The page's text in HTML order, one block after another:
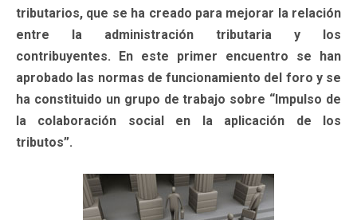
tributarios, que se ha creado para mejorar la relación
entre la administración tributaria y los
contribuyentes. En este primer encuentro se han
aprobado las normas de funcionamiento del foro y se
ha constituido un grupo de trabajo sobre “Impulso de
la colaboración social en la aplicación de los
tributos”.